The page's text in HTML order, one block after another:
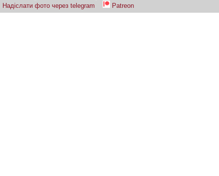
Надіслати фото через telegram
Patreon